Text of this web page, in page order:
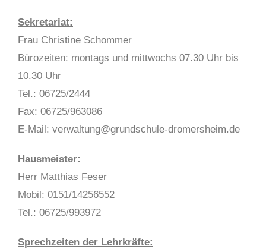
Sekretariat:
Frau Christine Schommer
Bürozeiten: montags und mittwochs 07.30 Uhr bis
10.30 Uhr
Tel.: 06725/2444
Fax: 06725/963086
E-Mail: verwaltung@grundschule-dromersheim.de
Hausmeister:
Herr Matthias Feser
Mobil: 0151/14256552
Tel.: 06725/993972
Sprechzeiten der Lehrkräfte: